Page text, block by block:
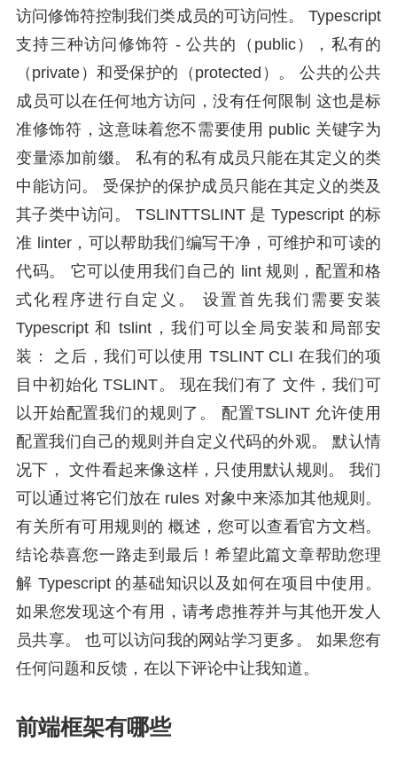
访问修饰符控制我们类成员的可访问性。 Typescript
支持三种访问修饰符 - 公共的（public），私有的
（private）和受保护的（protected）。 公共的公共
成员可以在任何地方访问，没有任何限制 这也是标
准修饰符，这意味着您不需要使用 public 关键字为
变量添加前缀。 私有的私有成员只能在其定义的类
中能访问。 受保护的保护成员只能在其定义的类及
其子类中访问。 TSLINTTSLINT 是 Typescript 的标
准 linter，可以帮助我们编写干净，可维护和可读的
代码。 它可以使用我们自己的 lint 规则，配置和格
式化程序进行自定义。 设置首先我们需要安装
Typescript 和 tslint，我们可以全局安装和局部安
装： 之后，我们可以使用 TSLINT CLI 在我们的项
目中初始化 TSLINT。 现在我们有了 文件，我们可
以开始配置我们的规则了。 配置TSLINT 允许使用
配置我们自己的规则并自定义代码的外观。 默认情
况下， 文件看起来像这样，只使用默认规则。 我们
可以通过将它们放在 rules 对象中来添加其他规则。
有关所有可用规则的 概述，您可以查看官方文档。
结论恭喜您一路走到最后！希望此篇文章帮助您理
解 Typescript 的基础知识以及如何在项目中使用。
如果您发现这个有用，请考虑推荐并与其他开发人
员共享。 也可以访问我的网站学习更多。 如果您有
任何问题和反馈，在以下评论中让我知道。
前端框架有哪些